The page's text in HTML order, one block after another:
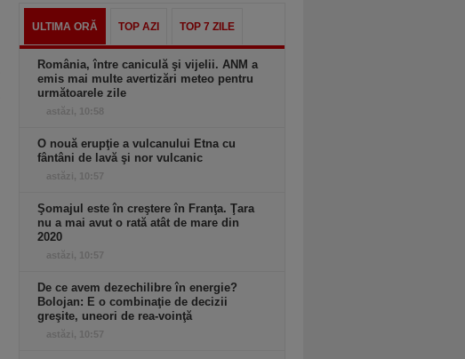
ULTIMA ORĂ TOP AZI TOP 7 ZILE
România, între caniculă şi vijelii. ANM a
emis mai multe avertizări meteo pentru
următoarele zile
astăzi, 10:58
O nouă erupţie a vulcanului Etna cu
fântâni de lavă şi nor vulcanic
astăzi, 10:57
Şomajul este în creştere în Franţa. Ţara
nu a mai avut o rată atât de mare din
2020
astăzi, 10:57
De ce avem dezechilibre în energie?
Bolojan: E o combinaţie de decizii
greşite, uneori de rea-voinţă
astăzi, 10:57